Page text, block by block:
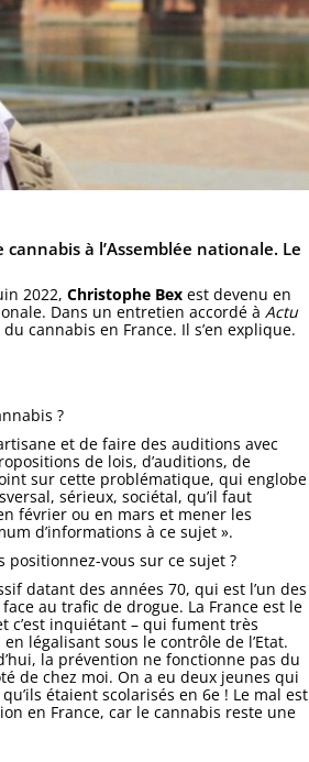
à l’Assemblée nationale. Le
2022, Christophe Bex est devenu en
Dans un entretien accordé à Actu
du cannabis en France. Il s’en explique.
?
et de faire des auditions avec
de lois, d’auditions, de
sur cette problématique, qui englobe
sérieux, sociétal, qu’il faut
février ou en mars et mener les
d’informations à ce sujet ».
vous sur ce sujet ?
datant des années 70, qui est l’un des
au trafic de drogue. La France est le
c’est inquiétant – qui fument très
légalisant sous le contrôle de l’Etat.
la prévention ne fonctionne pas du
de chez moi. On a eu deux jeunes qui
étaient scolarisés en 6e ! Le mal est
en France, car le cannabis reste une